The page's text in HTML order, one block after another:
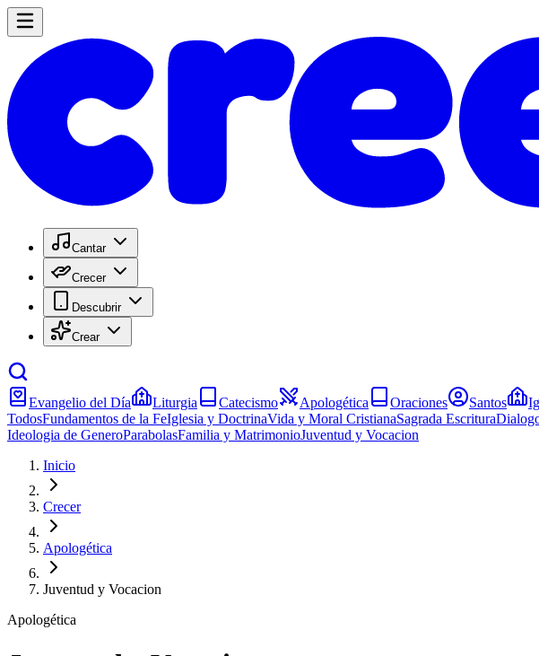
Cantar
Crecer
Descubrir
Crear
Evangelio del Día Liturgia Catecismo Apologética Oraciones Santos
TodosFundamentos de la FeIglesia y DoctrinaVida y Moral CristianaSagrada Escritura
Ideologia de GeneroParabolasFamilia y MatrimonioJuventud y Vocacion
Inicio
Crecer
Apologética
Juventud y Vocacion
Apologética